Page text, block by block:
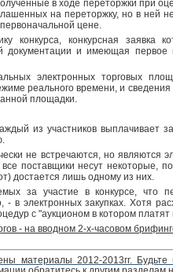
в ходе переторжки при
на переторжку, но в ней
цене.
конкурса, конкурсная заявка
документации и имеющая
электронных торговых
реального времени, и
площадки.
из участников выплачивает
не встречаются, но являются
поставщики несут некоторые,
достается лишь одному из них.
за участие в конкурсе, что
- в электронных закупках. Хотя
с "аукционом в котором
- на вводном 2-х-часовом
материалы 2012-2013гг. Будьте